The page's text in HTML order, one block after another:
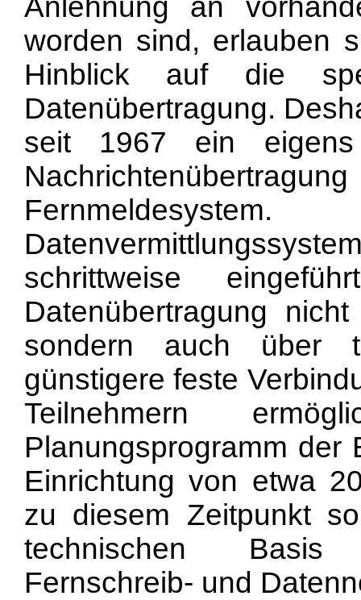
Anlehnung an
worden sind, erlauben
Hinblick auf die
Datenübertragung.
seit 1967 ein
schrittweise
Datenübertragung
sondern auch über
günstigere feste
Teilnehmern
Planungsprogramm
Einrichtung von etwa
zu diesem Zeitpunkt
technischen Basis
Fernschreib- und